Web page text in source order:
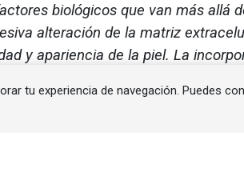
tu experiencia de navegación. Puedes
biológicos que van más allá
alteración de la matriz
y apariencia de la piel. La
alineadas con las